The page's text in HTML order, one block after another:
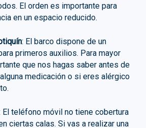
El orden es importante para
en un espacio reducido.
: El barco dispone de un
primeros auxilios. Para mayor
que nos hagas saber antes de
medicación o si eres alérgico
El teléfono móvil no tiene cobertura
ciertas calas. Si vas a realizar una